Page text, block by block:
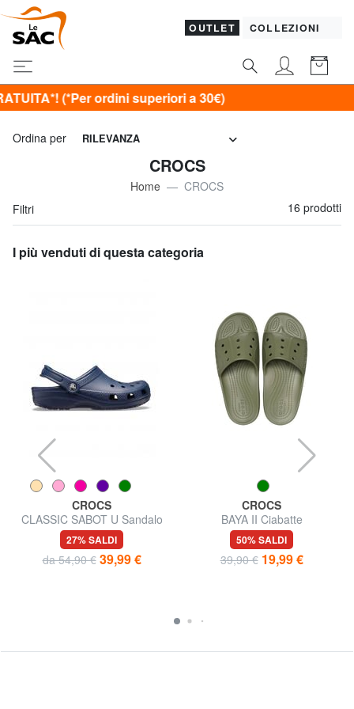
OUTLET COLLEZIONI
(*Per ordini superiori a 30€)
Ordina per RILEVANZA
CROCS
Home
CROCS
Filtri
16 prodotti
I più venduti di questa categoria
CROCS
CLASSIC SABOT U Sandalo
27% SALDI
da 54,90 € 39,99 €
CROCS
BAYA II Ciabatte
50% SALDI
39,90 € 19,99 €